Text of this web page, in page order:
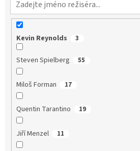
Kevin Reynolds 3
Steven Spielberg 55
Miloš Forman 17
Quentin Tarantino 19
Jiří Menzel 11